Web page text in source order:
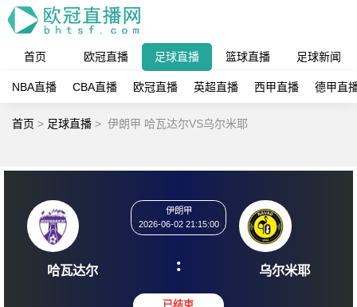
首页 欧冠直播 足球直播 篮球直播 足球新闻
NBA直播 CBA直播 欧冠直播 英超直播 西甲直播 德甲直
首页 > 足球直播 > 伊朗甲 哈瓦达尔VS乌尔米耶
2026-06-02 21:15:00